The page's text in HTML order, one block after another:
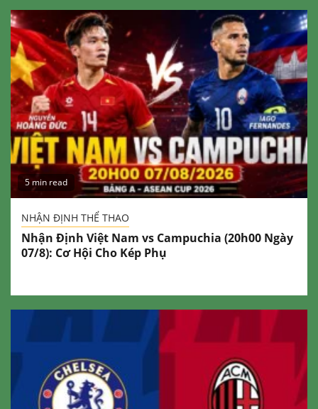
5 min read
NHẬN ĐỊNH THỂ THAO
Nhận Định Việt Nam vs Campuchia (20h00 Ngày
07/8): Cơ Hội Cho Kép Phụ